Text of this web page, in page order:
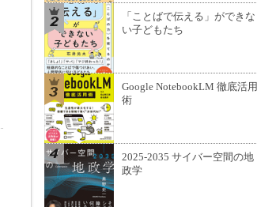
「ことばで伝える」ができな
い子どもたち
Google NotebookLM 徹底活用
術
2025-2035 サイバー空間の地
政学